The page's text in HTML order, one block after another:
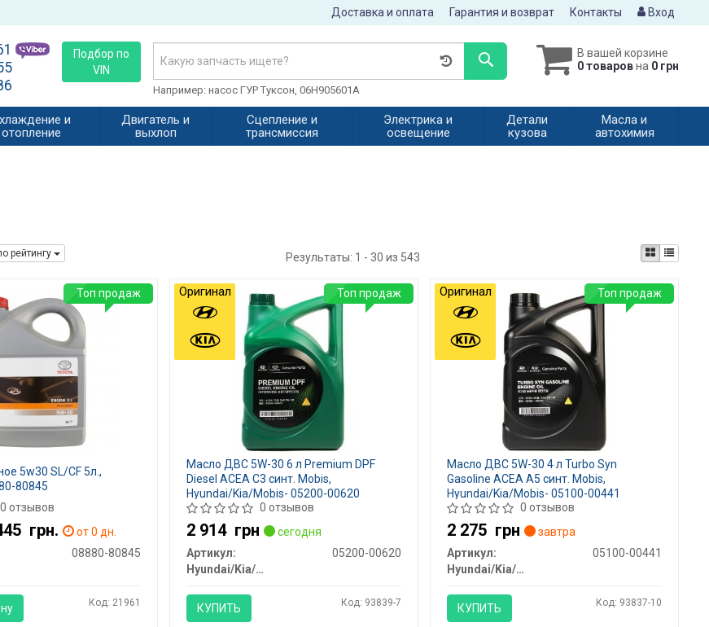
Доставка и оплата Гарантия и возврат Контакты Вход
Подбор по
VIN
В вашей корзине
0 товаровна 0 грн
Например: насос ГУР Туксон, 06H905601A
и
отопление
Двигатель и
выхлоп
Сцепление и
трансмиссия
Электрика и
освещение
Детали
кузова
Масла и
автохимия
рейтингу Результаты: 1 - 30 из 543
5w30 SL/CF 5л.,
80845
0 отзывов
грн.
от 0 дн.
08880-80845
Код: 21961
Топ продаж
Масло ДВС 5W-30 6 л Premium DPF
Diesel ACEA C3 синт. Mobis,
Hyundai/Kia/Mobis- 05200-00620
0 отзывов
2 914 грн
сегодня
Артикул:
05200-00620
Hyundai/Kia/Mobis
КУПИТЬ Код: 93839-7
Топ продаж
Оригинал
Масло ДВС 5W-30 4 л Turbo Syn
Gasoline ACEA A5 синт. Mobis,
Hyundai/Kia/Mobis- 05100-00441
0 отзывов
2 275 грн
завтра
Артикул:
05100-00441
Hyundai/Kia/Mobis
КУПИТЬ Код: 93837-10
Топ продаж
Оригинал